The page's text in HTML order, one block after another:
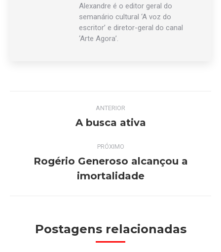
Alexandre é o editor geral do
semanário cultural ‘A voz do
escritor’ e diretor-geral do canal
‘Arte Agora’.
NavegaçãoANTERIOR
Post
A busca ativa
PRÓXIMO
post:
Rogério Generoso alcançou a
imortalidade
Postagens relacionadas